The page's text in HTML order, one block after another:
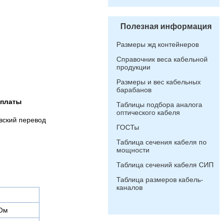
перевод
Полезная информация
Размеры жд контейнеров
Справочник веса кабельной
продукции
Размеры и вес кабельных
барабанов
Таблицы подбора аналога
оптического кабеля
ГОСТы
Таблица сечения кабеля по
мощности
Таблица сечений кабеля СИП
Таблица размеров кабель-
каналов